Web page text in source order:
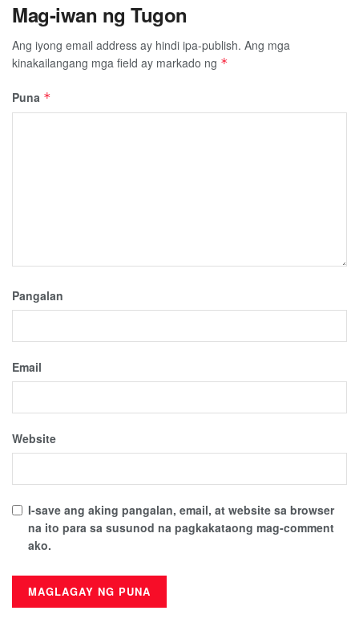
Mag-iwan ng Tugon
Ang iyong email address ay hindi ipa-publish. Ang mga
kinakailangang mga field ay markado ng *
Puna *
Pangalan
Email
Website
I-save ang aking pangalan, email, at website sa browser
na ito para sa susunod na pagkakataong mag-comment
ako.